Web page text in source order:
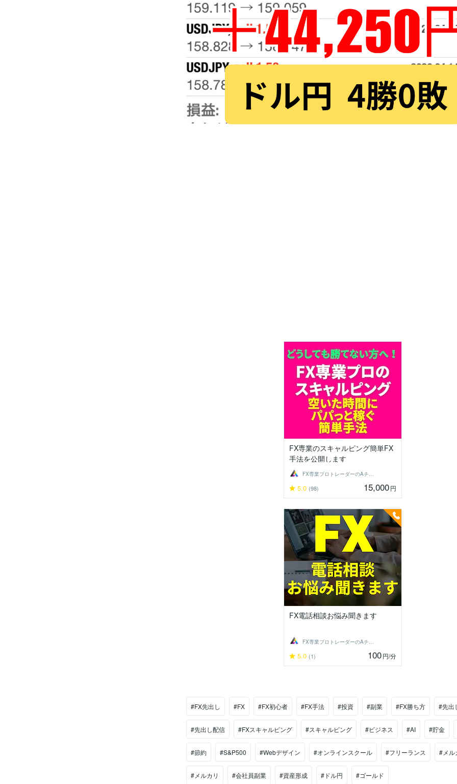
FX専業のスキャルピング簡単FX
手法を公開します
FX専業プロトレーダーのAチーム
5.0 (98) 15,000円
FX電話相談お悩み聞きます
5.0 (1) 100円/分
#FX先出し #FX #FX初心者 #FX手法 #投資 #副業 #FX勝ち方 #先出
#先出し配信 #FXスキャルピング #スキャルピング #ビジネス #AI #貯金
#節約 #S&P500 #Webデザイン #オンラインスクール #フリーランス #メル
#メルカリ #会社員副業 #資産形成 #ドル円 #ゴールド